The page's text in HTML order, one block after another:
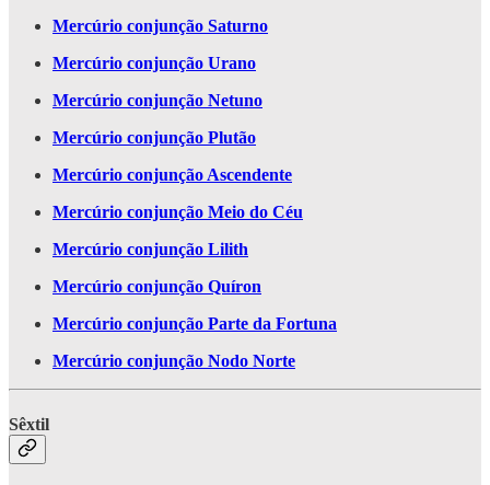
Mercúrio conjunção Saturno
Mercúrio conjunção Urano
Mercúrio conjunção Netuno
Mercúrio conjunção Plutão
Mercúrio conjunção Ascendente
Mercúrio conjunção Meio do Céu
Mercúrio conjunção Lilith
Mercúrio conjunção Quíron
Mercúrio conjunção Parte da Fortuna
Mercúrio conjunção Nodo Norte
Sêxtil